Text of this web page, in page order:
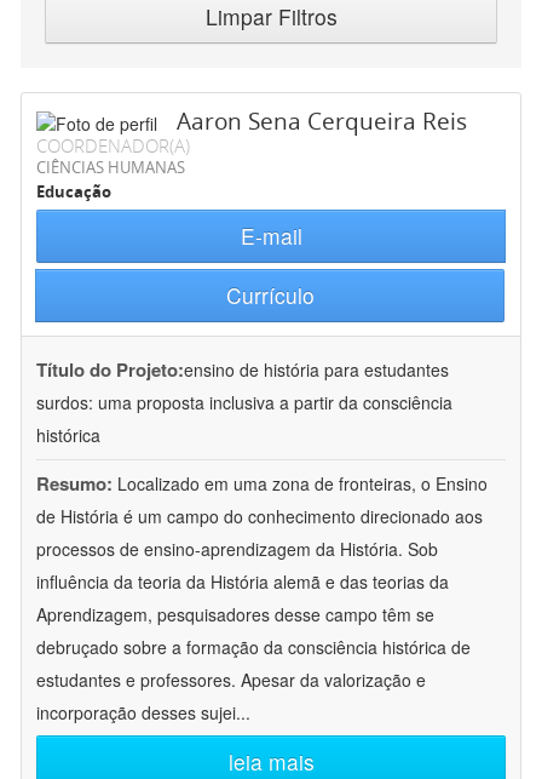
Limpar Filtros
Aaron Sena Cerqueira Reis
COORDENADOR(A)
CIÊNCIAS HUMANAS
Educação
E-mail
Currículo
Título do Projeto:ensino de história para estudantes
surdos: uma proposta inclusiva a partir da consciência
histórica
Resumo: Localizado em uma zona de fronteiras, o Ensino
de História é um campo do conhecimento direcionado aos
processos de ensino-aprendizagem da História. Sob
influência da teoria da História alemã e das teorias da
Aprendizagem, pesquisadores desse campo têm se
debruçado sobre a formação da consciência histórica de
estudantes e professores. Apesar da valorização e
incorporação desses sujei...
leia mais